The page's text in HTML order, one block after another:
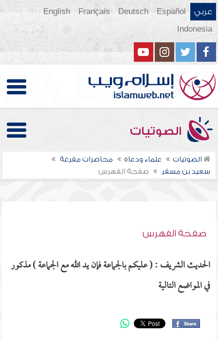
عربي Español
Deutsch
Français
English
Indonesia
الصوتيات
الصوتيات علماء ودعاة
محاضرات مفرغة
سعيد بن مسفر
صفحة الفهرس
صفحة الفهرس
الحديث الشريف : ( عليكم بالجماعة فإن يد الله مع الجماعة ) مذكور
في المواضع التالية